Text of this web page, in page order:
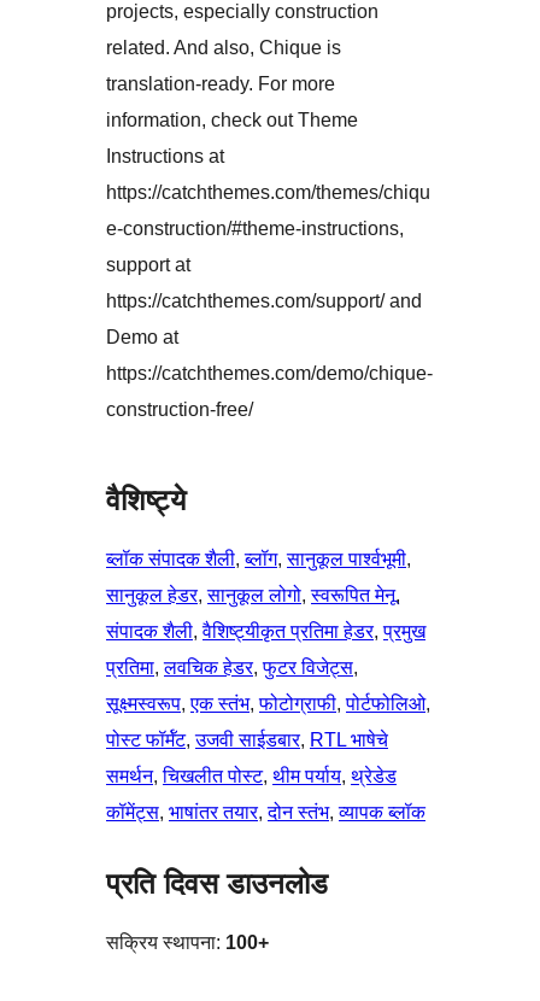
projects, especially construction
related. And also, Chique is
translation-ready. For more
information, check out Theme
Instructions at
https://catchthemes.com/themes/chiqu
e-construction/#theme-instructions,
support at
https://catchthemes.com/support/ and
Demo at
https://catchthemes.com/demo/chique-
construction-free/
वैशिष्ट्ये
ब्लॉक संपादक शैली, ब्लॉग, सानुकूल पार्श्वभूमी
सानुकूल हेडर, सानुकूल लोगो, स्वरूपित मेनू
संपादक शैली, वैशिष्ट्यीकृत प्रतिमा हेडर, प्रमुख
प्रतिमा, लवचिक हेडर, फुटर विजेट्स
सूक्ष्मस्वरूप, एक स्तंभ, फोटोग्राफी, पोर्टफोलिओ
पोस्ट फॉर्मॅट, उजवी साईडबार, RTL भाषेचे
समर्थन, चिखलीत पोस्ट, थीम पर्याय, थ्रेडेड
कॉमेंट्स, भाषांतर तयार, दोन स्तंभ, व्यापक ब्लॉक
प्रति दिवस डाउनलोड
सक्रिय स्थापना: 100+